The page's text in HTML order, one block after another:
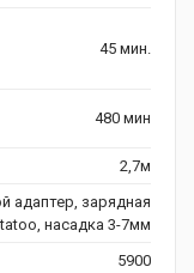
45 мин.
480 мин
2,7м
адаптер, зарядная
насадка 3-7мм
5900